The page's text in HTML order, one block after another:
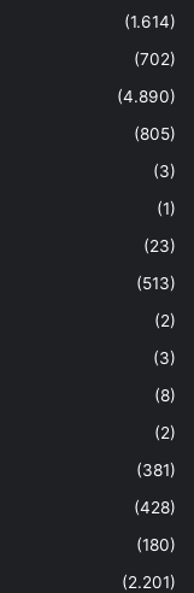
(1.614)
(702)
(4.890)
(805)
(3)
(1)
(23)
(513)
(2)
(3)
(8)
(2)
(381)
(428)
(180)
(2.201)